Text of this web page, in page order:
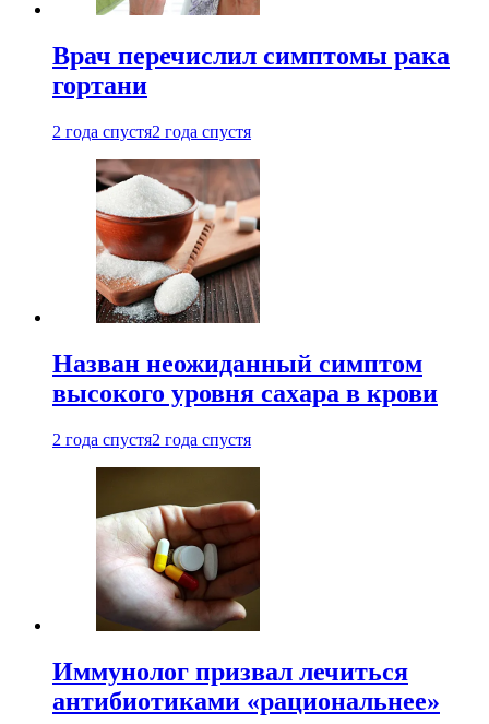
Врач перечислил симптомы рака
гортани
2 года спустя2 года спустя
Назван неожиданный симптом
высокого уровня сахара в крови
2 года спустя2 года спустя
Иммунолог призвал лечиться
антибиотиками «рациональнее»